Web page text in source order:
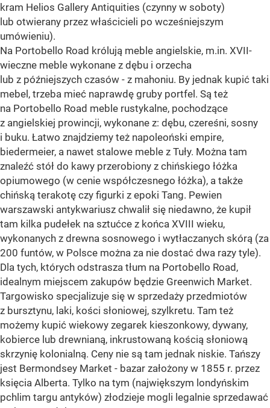
kram Helios Gallery Antiquities (czynny w soboty)
lub otwierany przez właścicieli po wcześniejszym
umówieniu).
Na Portobello Road królują meble angielskie, m.in. XVII-
wieczne meble wykonane z dębu i orzecha
lub z późniejszych czasów - z mahoniu. By jednak kupić taki
mebel, trzeba mieć naprawdę gruby portfel. Są też
na Portobello Road meble rustykalne, pochodzące
z angielskiej prowincji, wykonane z: dębu, czereśni, sosny
i buku. Łatwo znajdziemy też napoleoński empire,
biedermeier, a nawet stalowe meble z Tuły. Można tam
znaleźć stół do kawy przerobiony z chińskiego łóżka
opiumowego (w cenie współczesnego łóżka), a także
chińską terakotę czy figurki z epoki Tang. Pewien
warszawski antykwariusz chwalił się niedawno, że kupił
tam kilka pudełek na sztućce z końca XVIII wieku,
wykonanych z drewna sosnowego i wytłaczanych skórą (za
200 funtów, w Polsce można za nie dostać dwa razy tyle).
Dla tych, których odstrasza tłum na Portobello Road,
idealnym miejscem zakupów będzie Greenwich Market.
Targowisko specjalizuje się w sprzedaży przedmiotów
z bursztynu, laki, kości słoniowej, szylkretu. Tam też
możemy kupić wiekowy zegarek kieszonkowy, dywany,
kobierce lub drewnianą, inkrustowaną kością słoniową
skrzynię kolonialną. Ceny nie są tam jednak niskie. Tańszy
jest Bermondsey Market - bazar założony w 1855 r. przez
księcia Alberta. Tylko na tym (największym londyńskim
pchlim targu antyków) złodzieje mogli legalnie sprzedawać